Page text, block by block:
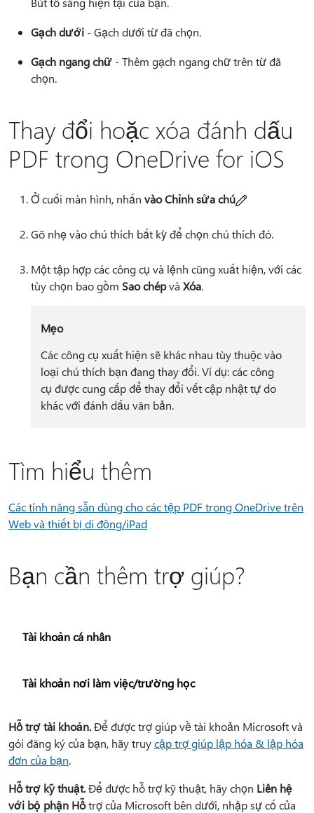
Gạch dưới - Gạch dưới từ đã chọn.
Gạch ngang chữ - Thêm gạch ngang chữ trên từ đã
chọn.
Thay đổi hoặc xóa đánh dấu
PDF trong OneDrive for iOS
Ở cuối màn hình, nhấn vào Chỉnh sửa chú
Gõ nhẹ vào chú thích bất kỳ để chọn chú thích đó.
Một tập hợp các công cụ và lệnh cũng xuất hiện, với các
tùy chọn bao gồm Sao chépvà Xóa.
Mẹo
Các công cụ xuất hiện sẽ khác nhau tùy thuộc vào
loại chú thích bạn đang thay đổi. Ví dụ: các công
cụ được cung cấp để thay đổi vết cập nhật tự do
khác với đánh dấu văn bản.
Tìm hiểu thêm
Các tính năng sẵn dùng cho các tệp PDF trong OneDrive trên
Web và thiết bị di động/iPad
Bạn cần thêm trợ giúp?
Tài khoản cá nhân
Tài khoản nơi làm việc/trường học
Hỗ trợ tài khoản.Để được trợ giúp về tài khoản Microsoft và
gói đăng ký của bạn, hãy truycập trợ giúp lập hóa & lập hóa
đơn của bạn.
Hỗ trợ kỹ thuật.Để được hỗ trợ kỹ thuật, hãy chọn Liên hệ
với bộ phận Hỗtrợ của Microsoft bên dưới, nhập sự cố của